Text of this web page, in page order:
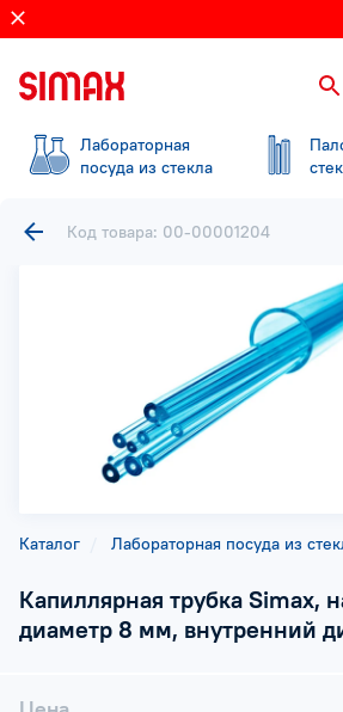
Лабораторная
посуда из стекла
Каталог Лабораторная посуда из
Капиллярная трубка Simax,
диаметр 8 мм, внутренний
Код товара: 00-00001204